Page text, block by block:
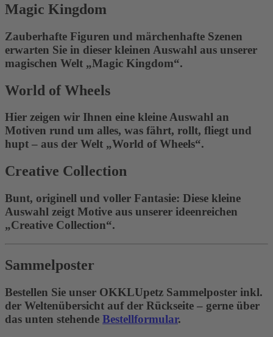
Magic Kingdom
Zauberhafte Figuren und märchenhafte Szenen
erwarten Sie in dieser kleinen Auswahl aus unserer
magischen Welt „Magic Kingdom“.
World of Wheels
Hier zeigen wir Ihnen eine kleine Auswahl an
Motiven rund um alles, was fährt, rollt, fliegt und
hupt – aus der Welt „World of Wheels“.
Creative Collection
Bunt, originell und voller Fantasie: Diese kleine
Auswahl zeigt Motive aus unserer ideenreichen
„Creative Collection“.
Sammelposter
Bestellen Sie unser OKKLUpetz Sammelposter inkl.
der Weltenübersicht auf der Rückseite – gerne über
das unten stehende Bestellformular.